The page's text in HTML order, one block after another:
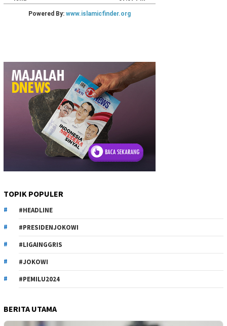
TOPIK POPULER
#HEADLINE
#PRESIDENJOKOWI
#LIGAINGGRIS
#JOKOWI
#PEMILU2024
BERITA UTAMA